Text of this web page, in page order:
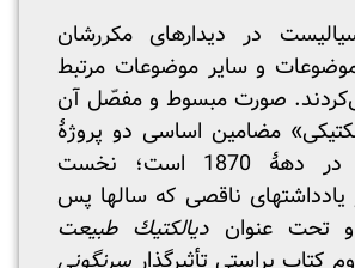
در دیدارهای مکررشان
و سایر موضوعات مرتبط
صورت مبسوط و مفصّل آن
مضامین اساسی دو پروژۀ
بزرگ انگلس در دهۀ 1870 است؛ نخست
یادداشتهای ناقصی که سالها پس
تحت عنواندیالکتیك طبیعت